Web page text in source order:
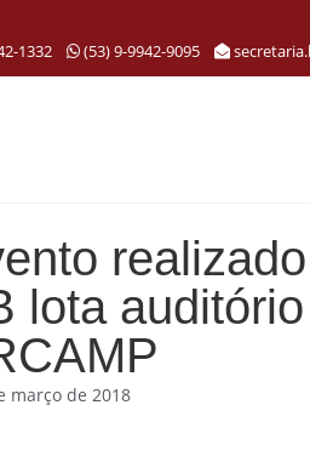
1332 (53) 9-9942-9095
lota
março de 2018